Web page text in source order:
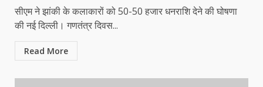
सीएम ने झांकी के कलाकारों को 50-50 हजार धनराशि देने की घोषणा
की नई दिल्ली। गणतंत्र दिवस...
Read More